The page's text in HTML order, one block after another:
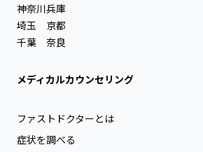
神奈川
埼玉
千葉
兵庫
京都
奈良
メディカルカウンセリング
ファストドクターとは
症状を調べる